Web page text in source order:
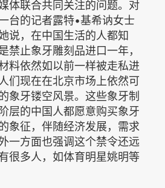
体联合共同关注的问题。对
台的记者露特•基希讷女士
说，在中国生活的人都知
止象牙雕刻品进口一年，
料依然如以前一样被走私进
们现在在北京市场上依然可
象牙镂空风景。这些象牙制
层的中国人都愿意购买象牙
象征，伴随经济发展，需求
一方面也强调这个禁令还远
很多人，如体育明星姚明等